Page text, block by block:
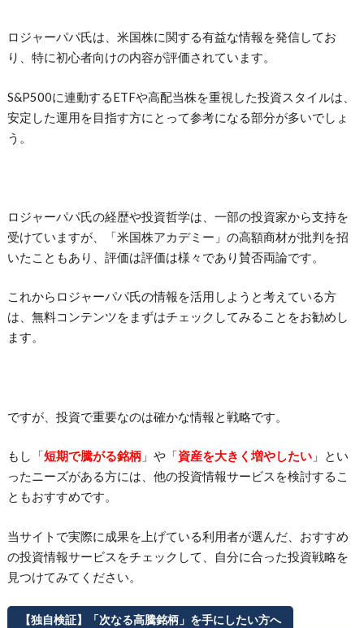
ロジャーパパ氏は、米国株に関する有益な情報を発信してお
り、特に初心者向けの内容が評価されています。
S&P500に連動するETFや高配当株を重視した投資スタイルは、
安定した運用を目指す方にとって参考になる部分が多いでしょ
う。
ロジャーパパ氏の経歴や投資哲学は、一部の投資家から支持を
受けていますが、「米国株アカデミー」の高額商材が批判を招
いたこともあり、評価は評価は様々であり賛否両論です。
これからロジャーパパ氏の情報を活用しようと考えている方
は、無料コンテンツをまずはチェックしてみることをお勧めし
ます。
ですが、投資で重要なのは確かな情報と戦略です。
もし「短期で騰がる銘柄」や「資産を大きく増やしたい」とい
ったニーズがある方には、他の投資情報サービスを検討するこ
ともおすすめです。
当サイトで実際に成果を上げている利用者が選んだ、おすすめ
の投資情報サービスをチェックして、自分に合った投資戦略を
見つけてみてください。
【独自検証】「次なる高騰銘柄」を手にしたい方へ